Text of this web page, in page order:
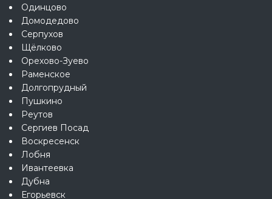
Одинцово
Домодедово
Серпухов
Щёлково
Орехово-Зуево
Раменское
Долгопрудный
Пушкино
Реутов
Сергиев Посад
Воскресенск
Лобня
Ивантеевка
Дубна
Егорьевск